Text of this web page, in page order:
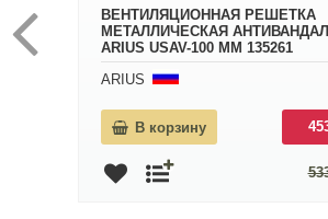
ВЕНТИЛЯЦИОННАЯ РЕШЕТКА
МЕТАЛЛИЧЕСКАЯ
ARIUS USAV-100 ММ 135261
ARIUS
В корзину